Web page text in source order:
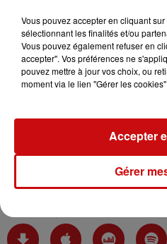
0:00
9 avril 2024 - 2 min 36 sec
Hébergé par Ausha. Visitez
confidentialitepour plus
Vous pouvez accepter en cliquant
sélectionnant les finalités et/ou
Vous pouvez également refuser en
accepter". Vos préférences ne
pouvez mettre à jour vos choix, ou
moment via le lien "Gérer les
Gérer
Accepter